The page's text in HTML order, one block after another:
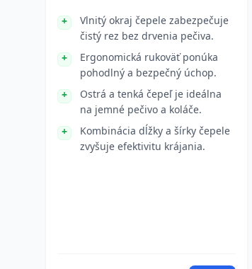
Vlnitý okraj čepele zabezpečuje
čistý rez bez drvenia pečiva.
Ergonomická rukoväť ponúka
pohodlný a bezpečný úchop.
Ostrá a tenká čepeľ je ideálna
na jemné pečivo a koláče.
Kombinácia dĺžky a šírky čepele
zvyšuje efektivitu krájania.